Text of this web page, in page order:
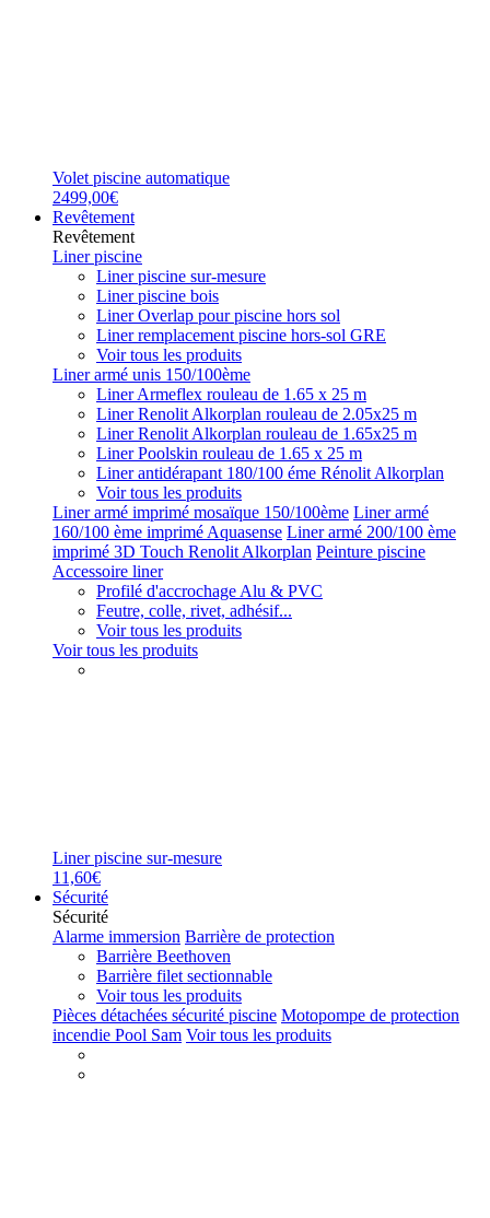
Volet piscine automatique
2499,00€
Revêtement
Revêtement
Liner piscine
Liner piscine sur-mesure
Liner piscine bois
Liner Overlap pour piscine hors sol
Liner remplacement piscine hors-sol GRE
Voir tous les produits
Liner armé unis 150/100ème
Liner Armeflex rouleau de 1.65 x 25 m
Liner Renolit Alkorplan rouleau de 2.05x25 m
Liner Renolit Alkorplan rouleau de 1.65x25 m
Liner Poolskin rouleau de 1.65 x 25 m
Liner antidérapant 180/100 éme Rénolit Alkorplan
Voir tous les produits
Liner armé imprimé mosaïque 150/100ème Liner armé
160/100 ème imprimé Aquasense Liner armé 200/100 ème
imprimé 3D Touch Renolit Alkorplan Peinture piscine
Accessoire liner
Profilé d'accrochage Alu & PVC
Feutre, colle, rivet, adhésif...
Voir tous les produits
Voir tous les produits
Liner piscine sur-mesure
11,60€
Sécurité
Sécurité
Alarme immersion Barrière de protection
Barrière Beethoven
Barrière filet sectionnable
Voir tous les produits
Pièces détachées sécurité piscine Motopompe de protection
incendie Pool Sam Voir tous les produits